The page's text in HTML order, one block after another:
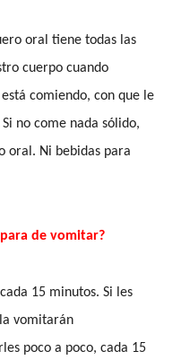
oral tiene todas las
cuerpo cuando
comiendo, con que le
no come nada sólido,
oral. Ni bebidas para
de vomitar?
15 minutos. Si les
vomitarán
poco a poco, cada 15